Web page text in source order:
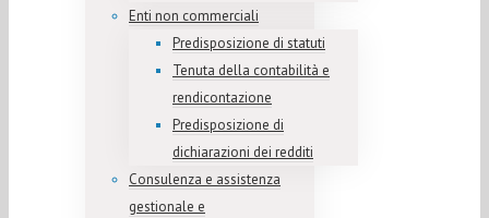
Enti non commerciali
Predisposizione di statuti
Tenuta della contabilità e
rendicontazione
Predisposizione di
dichiarazioni dei redditi
Consulenza e assistenza
gestionale e